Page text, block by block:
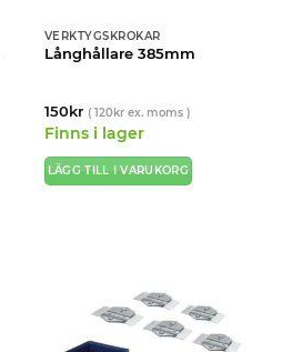
VERKTYGSKROKAR
Långhållare 385mm
150kr ( 120krex. moms )
Finns i lager
LÄGG TILL I VARUKORG